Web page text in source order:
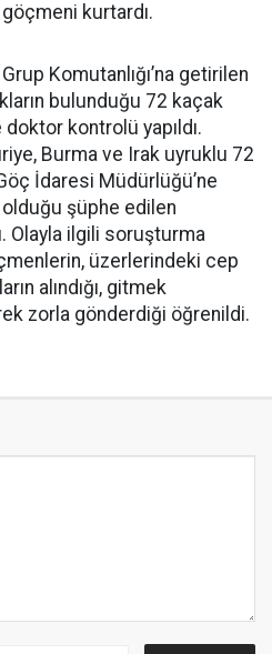
kurtardı.
Komutanlığı’na getirilen
bulunduğu 72 kaçak
kontrolü yapıldı.
Burma ve Irak uyruklu 72
İdaresi Müdürlüğü’ne
şüphe edilen
Olayla ilgili soruşturma
üzerlerindeki cep
alındığı, gitmek
zorla gönderdiği öğrenildi.